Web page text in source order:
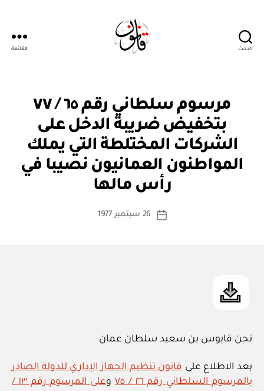
البحث القائمة
التصنيفات
مرسوم سلطاني رقم ٦٥ / ٧٧
بتخفيض ضريبة الدخل على
الشركات المختلطة التي يملك
المواطنون العمانيون نصيبا في
رأس مالها
كاتب
بو
س
ة
تاريخ
26 سبتمبر 1977
نحن قابوس بن سعيد سلطان عمان
بعد الاطلاع علىقانون تنظيم الجهاز الإداري للدولة الصادر
بالمرسوم السلطاني رقم ٢٦ / ٧٥
و
على المرسوم رقم ١٣ /